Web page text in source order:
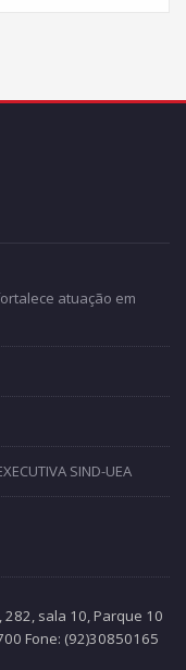
atuação em
SIND-UEA
282, sala 10, Parque 10
Fone: (92)30850165